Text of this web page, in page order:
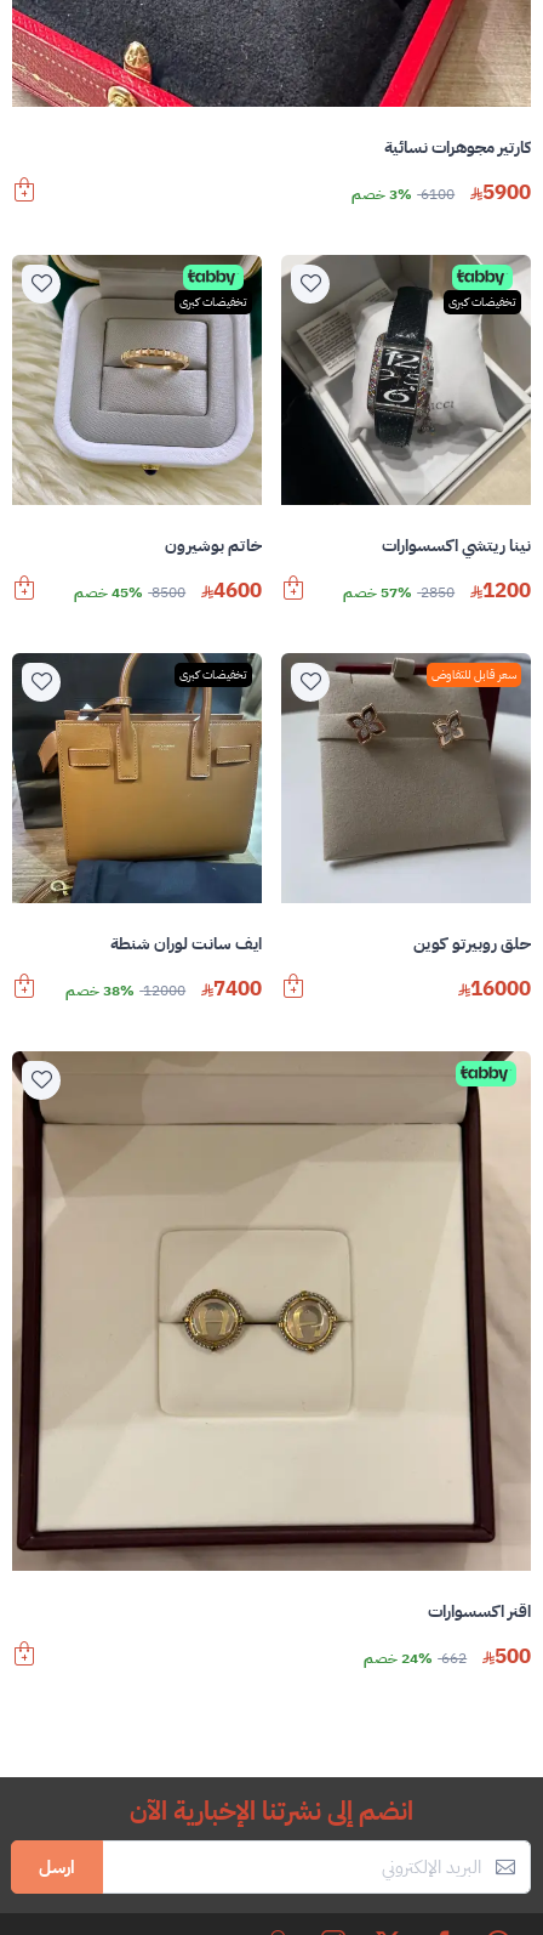
كارتير مجوهرات نسائية
5900
6100 3% خصم
تخفيضات كبرى
نينا ريتشي اكسسوارات
1200
2850 57% خصم
تخفيضات كبرى
خاتم بوشيرون
4600
8500 45% خصم
سعر قابل للتفاوض
حلق روبيرتو كوين
16000
تخفيضات كبرى
ايف سانت لوران شنطة
7400
12000 38% خصم
اقنر اكسسوارات
500
662 24% خصم
انضم إلى نشرتنا الإخبارية الآن
ارسل